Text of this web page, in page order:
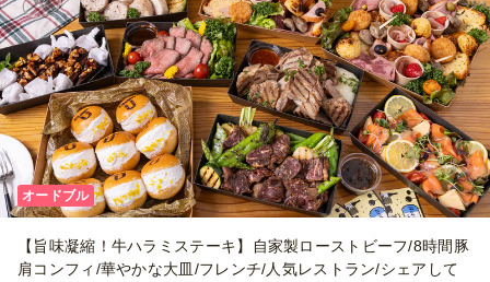
オードブル
【旨味凝縮！牛ハラミステーキ】自家製ローストビーフ/8時間豚
肩コンフィ/華やかな大皿/フレンチ/人気レストラン/シェアして